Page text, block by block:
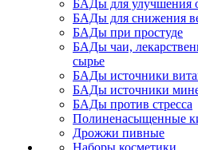
БАДы для улучшения
БАДы для снижения
БАДы при простуде
БАДы чаи,
сырье
БАДы источники
БАДы источники
БАДы против стресса
Полиненасыщенные
Дрожжи пивные
Наборы косметики